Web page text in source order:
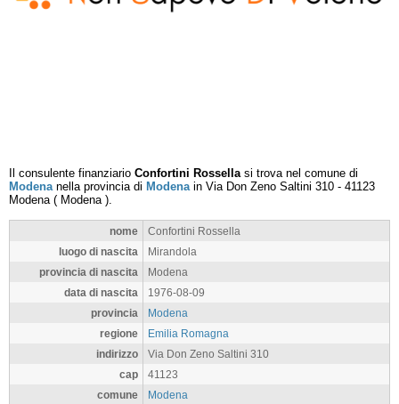
Il consulente finanziario Confortini Rossellasi trova nel comune di
Modenanella provincia di Modenain Via Don Zeno Saltini 310 - 41123
Modena( Modena).
nome
Confortini Rossella
luogo di nascita
Mirandola
provincia di nascita
Modena
data di nascita
1976-08-09
provincia
Modena
regione
Emilia Romagna
indirizzo
Via Don Zeno Saltini 310
cap
41123
comune
Modena